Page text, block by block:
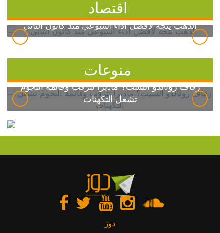
اقتصاد
الذهب يتجه لأفضل أداء أسبوعي منذ كانون الثاني
منوعات
زفاف رونالدو السبت؟ ماديرا تترقب وقائمة النجوم
تشعل التكهنات
دوز